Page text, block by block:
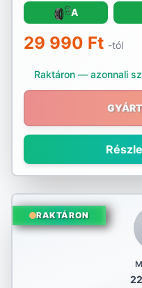
A
29 990 Ft -tól
Raktáron — azonnali
RAKTÁRON